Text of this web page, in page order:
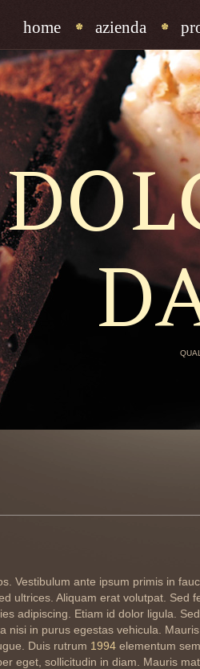
home azienda
Vestibulum ante ipsum primis in
ultrices. Aliquam erat volutpat. Sed
adipiscing. Etiam id dolor ligula.
nisi in purus egestas vehicula.
Duis rutrum 1994 elementum
eget, sollicitudin in diam. Mauris